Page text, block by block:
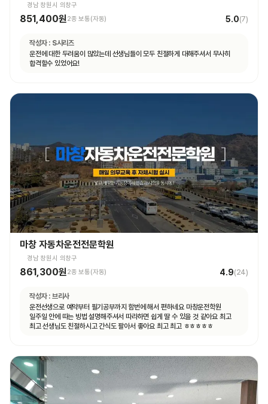
경남 창원시 의창구
851,400원 2종 보통(자동) 5.0(7)
작성자 : S시리즈
운전에 대한 두려움이 많았는데 선생님들이 모두 친절하게 대해주셔서 무사히
합격할수 있었어요!
마창 자동차운전전문학원
경남 창원시 의창구
861,300원 2종 보통(자동) 4.9(24)
작성자 : 브리사
운전선생으로 예약부터 필기공부까지 함번에 해서 편하네요 마창운전학원
일주일 안에 따는 빙법 설명해주셔서 따라하면 쉽게 딸 수 있을 것 같아요 최고
최고 선생님도 친절하시고 간식도 팔아서 좋아요 최고 최고 ㅎㅎㅎㅎㅎ